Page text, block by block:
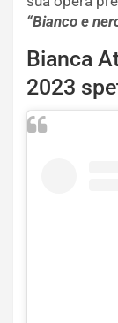
“Bianco e
Bianca
2023